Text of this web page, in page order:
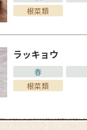
根菜類
ラッキョウ
春
根菜類